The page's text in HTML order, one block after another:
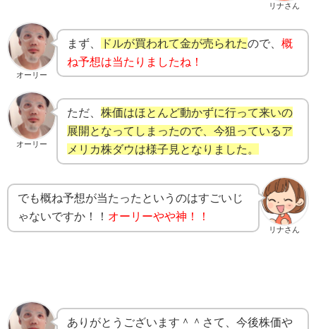
リナさん
オーリー
まず、 ドルが買われて金が売られたので、 概
ね予想は当たりましたね！
オーリー
ただ、 株価はほとんど動かずに行って来いの
展開となってしまったので、今狙っているア
メリカ株ダウは様子見となりました。
リナさん
でも概ね予想が当たったというのはすごいじ
ゃないですか！！ オーリーやや神！！
ありがとうございます＾＾さて、今後株価や